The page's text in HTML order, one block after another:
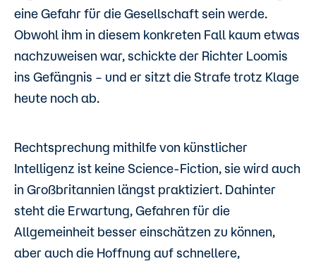
eine Gefahr für die Gesellschaft sein werde.
Obwohl ihm in diesem konkreten Fall kaum etwas
nachzuweisen war, schickte der Richter Loomis
ins Gefängnis – und er sitzt die Strafe trotz Klage
heute noch ab.
Rechtsprechung mithilfe von künstlicher
Intelligenz ist keine Science-Fiction, sie wird auch
in Großbritannien längst praktiziert. Dahinter
steht die Erwartung, Gefahren für die
Allgemeinheit besser einschätzen zu können,
aber auch die Hoffnung auf schnellere,